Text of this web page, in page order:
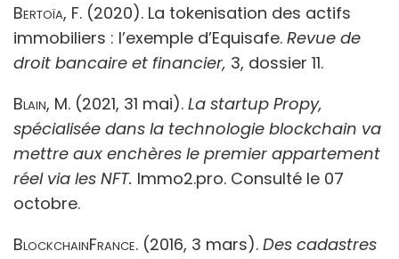
Bertoïa, F. (2020). La tokenisation des actifs
immobiliers : l’exemple d’Equisafe. Revue de
droit bancaire et financier, 3, dossier 11.
Blain, M. (2021, 31 mai). La startup Propy,
spécialisée dans la technologie blockchain va
mettre aux enchères le premier appartement
réel via les NFT. Immo2.pro. Consulté le 07
octobre.
BlockchainFrance. (2016, 3 mars). Des cadastres